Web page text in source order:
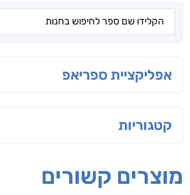
אפליקציית ספריאפ
קטגוריות
מוצרים קשורים